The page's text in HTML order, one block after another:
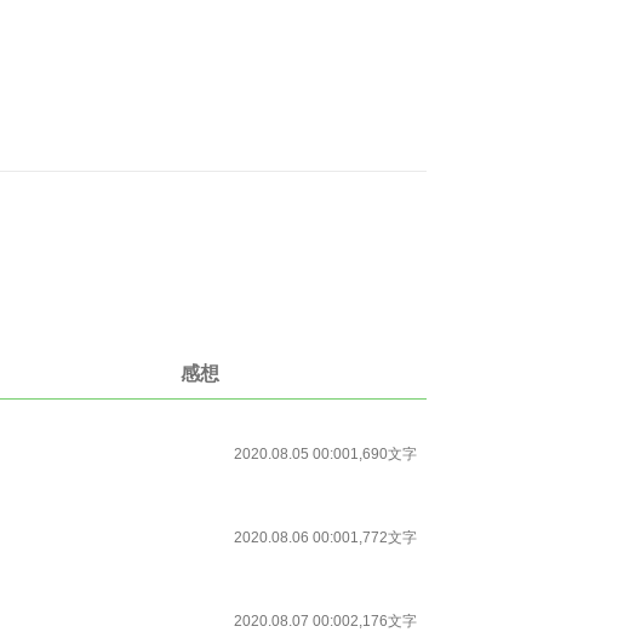
感想
2020.08.05 00:001,690文字
2020.08.06 00:001,772文字
2020.08.07 00:002,176文字